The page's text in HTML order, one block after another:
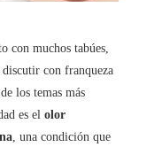
con muchos tabúes,
discutir con franqueza
los temas más
es el olor
, una condición que